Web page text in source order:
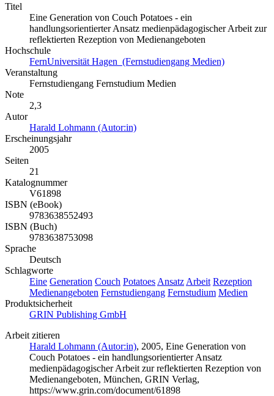
Titel
Eine Generation von Couch Potatoes - ein
handlungsorientierter Ansatz medienpädagogischer Arbeit zur
reflektierten Rezeption von Medienangeboten
Hochschule
FernUniversität Hagen (Fernstudiengang Medien)
Veranstaltung
Fernstudiengang Fernstudium Medien
Note
2,3
Autor
Harald Lohmann (Autor:in)
Erscheinungsjahr
2005
Seiten
21
Katalognummer
V61898
ISBN (eBook)
9783638552493
ISBN (Buch)
9783638753098
Sprache
Deutsch
Schlagworte
Eine Generation Couch Potatoes Ansatz Arbeit Rezeption
Medienangeboten Fernstudiengang Fernstudium Medien
Produktsicherheit
GRIN Publishing GmbH
Arbeit zitieren
Harald Lohmann (Autor:in), 2005, Eine Generation von
Couch Potatoes - ein handlungsorientierter Ansatz
medienpädagogischer Arbeit zur reflektierten Rezeption von
Medienangeboten, München, GRIN Verlag,
https://www.grin.com/document/61898